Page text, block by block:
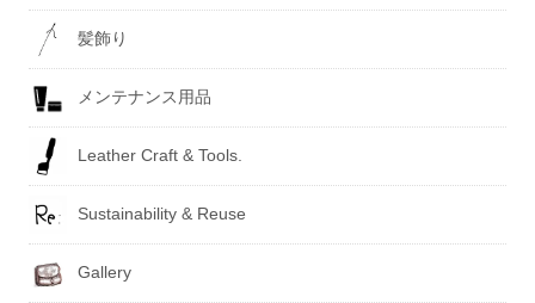
髪飾り
メンテナンス用品
Leather Craft & Tools.
Sustainability & Reuse
Gallery